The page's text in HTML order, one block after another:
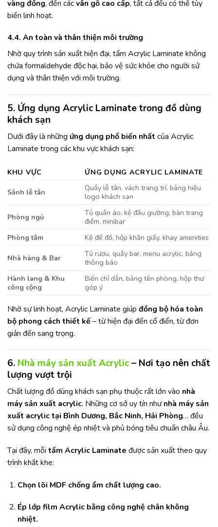
vàng đồng, đến cácvân gỗ cao cấp, tất cả đều có thể tùy
biến linh hoạt.
4.4. An toàn và thân thiện môi trường
Nhờ quy trình sản xuất hiện đại, tấm Acrylic Laminate không
chứa formaldehyde độc hại, bảo vệ sức khỏe cho người sử
dụng và thân thiện với môi trường.
5. Ứng dụng Acrylic Laminate trong đồ dùng
khách sạn
Dưới đây là những ứng dụng phổ biến nhất của Acrylic
Laminate trong các khu vực khách sạn:
KHU VỰC ỨNG DỤNG ACRYLIC LAMINATE
Sảnh lễ tân
Quầy lễ tân, vách trang trí, bảng hiệu
logo khách sạn
Phòng ngủ
Tủ quần áo, kệ đầu giường, bàn trang
điểm, minibar
Phòng tắm
Kệ để đồ, hộp khăn giấy, khay amenities
Nhà hàng & Bar
Tủ rượu, quầy bar, menu acrylic, bảng
thông báo
Hành lang & Khu
công cộng
Biển chỉ dẫn, bảng tên phòng, hộp thư
góp ý
Nhờ sự linh hoạt, Acrylic Laminate giúp đồng bộ hóa toàn
bộ phong cách thiết kế– từ hiện đại đến cổ điển, từ đơn
giản đến sang trọng.
6. Nhà máy sản xuất Acrylic– Nơi tạo nên chất
lượng vượt trội
Chất lượng đồ dùng khách sạn phụ thuộc rất lớn vào nhà
máy sản xuất acrylic. Những cơ sở uy tín nhưnhà máy sản
xuất acrylic tại Bình Dương, Bắc Ninh, Hải Phòng… đều
sử dụng công nghệ ép nhiệt và phủ bóng tiêu chuẩn châu Âu.
Tại đây, mỗi tấm Acrylic Laminate được sản xuất theo quy
trình khắt khe:
Chọn lõi MDF chống ẩm chất lượng cao.
Ép lớp film Acrylic bằng công nghệ chân không
nhiệt.